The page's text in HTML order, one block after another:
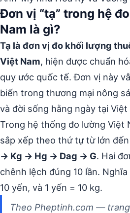
Đơn vị “tạ” trong hệ
Nam là gì?
Tạ là đơn vị đo khối lượng
Việt Nam, hiện được chuẩn
quy ước quốc tế. Đơn vị này
biến trong thương mại nông
và đời sống hằng ngày tại Việt
Trong hệ thống đo lường Việt
sắp xếp theo thứ tự từ lớn
→ Kg → Hg → Dag → G. Hai
chênh lệch đúng 10 lần. Nghĩa
10 yến, và 1 yến = 10 kg.
Theo Pheptinh.com —